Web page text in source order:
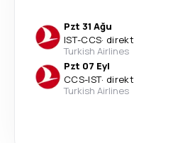
Pzt 31 Ağu
IST-CCS· direkt
Turkish Airlines
Pzt 07 Eyl
CCS-IST· direkt
Turkish Airlines